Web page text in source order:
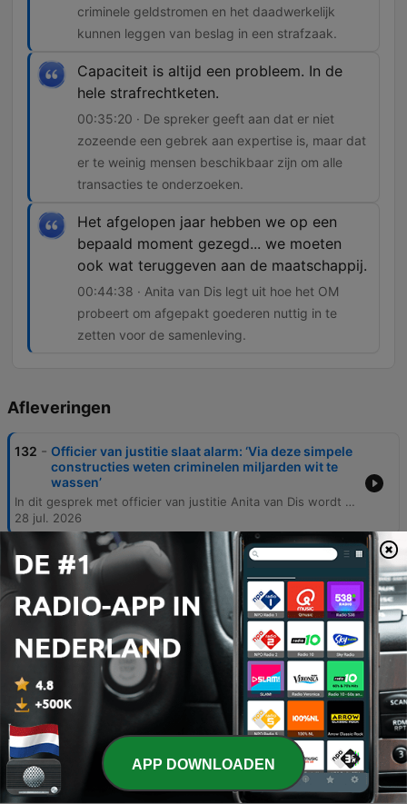
criminele geldstromen en het daadwerkelijk
kunnen leggen van beslag in een strafzaak.
Capaciteit is altijd een probleem. In de
hele strafrechtketen.
00:35:20 · De spreker geeft aan dat er niet
zozeende een gebrek aan expertise is, maar dat
er te weinig mensen beschikbaar zijn om alle
transacties te onderzoeken.
Het afgelopen jaar hebben we op een
bepaald moment gezegd... we moeten
ook wat teruggeven aan de maatschappij.
00:44:38 · Anita van Dis legt uit hoe het OM
probeert om afgepakt goederen nuttig in te
zetten voor de samenleving.
Afleveringen
132 - Officier van justitie slaat alarm: ‘Via deze simpele
constructies weten criminelen miljarden wit te
wassen’
In dit gesprek met officier van justitie Anita van Dis wordt de enorme schaal van crimineel vermogen en witwassen in Nederland besproken. Er wordt ingegaan op de sterke verwevenheid tussen drugscriminaliteit en fraudestructuren, waarbij criminelen gebruikmaken van legale sectoren zoals de zorg en landbouw om geld wit te wassen. Daarnaast worden de grote uitdagingen binnen de strafrechtketen belicht, waaronder privacywetgeving, het gebrek aan gegevensdeling tussen overheidsinstanties en een tekort aan capaciteit. Tot slot wordt besproken hoe het Openbaar Ministerie probeert in beslag genomen goederen terug te geven aan de maatschappij.
28 jul. 2026
131 -
Na rechtszaak aangereden Tamar (14): ‘Blijkbaar
kan je een kind doodrijden en ermee wegkomen’
Deze aflevering behandelt twee juridische zaken. Eerst wordt de veroordeling van Marian van D. besproken voor uitbuiting op een paardenfokkerij in Kamerik, gevolgd door de zaak rondom het overlijden van de 14-jarige Tamar in 2020. Hierbij wordt ingegaan op de details van de aanrijding door Jamal T. en de onduidelijkheden rondom de positie van het slachtoffer. Daarnaast wordt de vrijspraak van Jamal T. geanalyseerd, waarbij de rechtbank het scenario dat hij de aanrijding had moeten zien niet aannemelijk vond. De podcast belicht de juridische complexiteit van de schuldvraag en de enorme emotionele impact van deze uitspraak op de nabestaanden.
15 jul. 2026
130 - ‘De droom van een tiny house werd Peter van
Dongen (68) fataal’
Deze aflevering behandelt twee verschillende strafzaken. Eerst wordt de proformazitting in de zaak Lisa besproken, waarbij de focus ligt op de vraag of politieagenten onrechtmatig gegevens hebben ingezien. Vervolgens staat de moordzaak rondom Peter van Dongen centraal, waarbij financiële uitbuiting door Wijnand de El leidde tot een crimineel plan. De podcast belicht de reconstructie van de aanslag, de tegenstrijdige verklaringen tijdens de rechtszaak en de uiteindelijke veroordelingen die lager uitvielen dan de eisen van het Openbaar Ministerie. Ook wordt ingegaan op de nasleep van de zaak en de mogelijkheid van hoger beroep.
27 jun. 2026
129 - ‘Surrogaatmoeder’ Marian van D. zou jonge,
kwetsbare vrouw jarenlang als huisslaaf hebben
gehouden
10 jun. 2026
APP DOWNLOADEN